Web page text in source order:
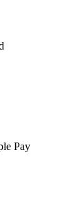
Pay